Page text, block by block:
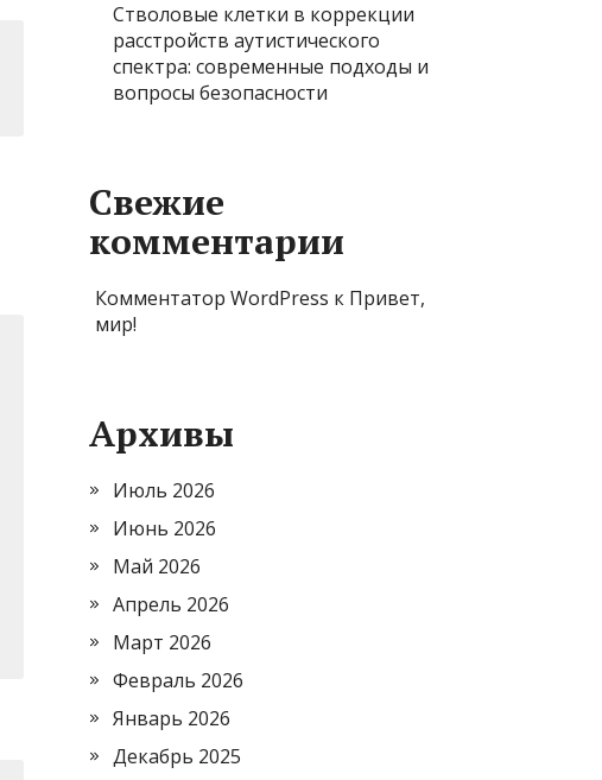
Стволовые клетки в коррекции
расстройств аутистического
спектра: современные подходы и
вопросы безопасности
Свежие
комментарии
Комментатор WordPress к Привет,
мир!
Архивы
Июль 2026
Июнь 2026
Май 2026
Апрель 2026
Март 2026
Февраль 2026
Январь 2026
Декабрь 2025